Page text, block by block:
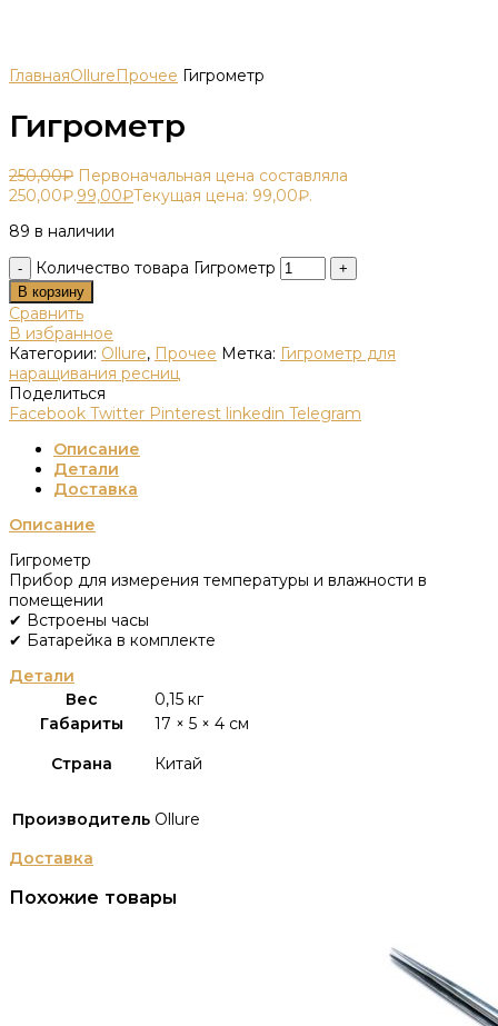
ГлавнаяOllureПрочее Гигрометр
Гигрометр
250,00₽ Первоначальная цена составляла
250,00₽.99,00₽Текущая цена: 99,00₽.
89 в наличии
Количество товара Гигрометр
В корзину
Сравнить
В избранное
Категории: Ollure, Прочее Метка: Гигрометр для
наращивания ресниц
Поделиться
Facebook Twitter Pinterest linkedin Telegram
Описание
Детали
Доставка
Описание
Гигрометр
Прибор для измерения температуры и влажности в
помещении
✔ Встроены часы
✔ Батарейка в комплекте
Детали
Вес
0,15 кг
Габариты
17 × 5 × 4 см
Страна
Китай
Производитель Ollure
Доставка
Похожие товары